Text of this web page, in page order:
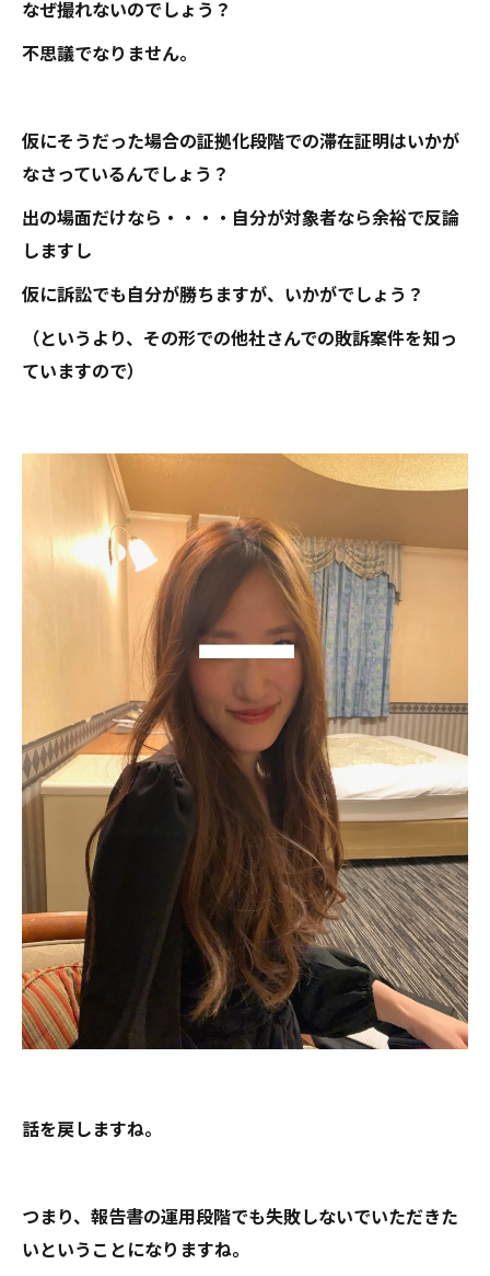
なぜ撮れないのでしょう？
不思議でなりません。
仮にそうだった場合の証拠化段階での滞在証明はいかが
なさっているんでしょう？
出の場面だけなら・・・・自分が対象者なら余裕で反論
しますし
仮に訴訟でも自分が勝ちますが、いかがでしょう？
（というより、その形での他社さんでの敗訴案件を知っ
ていますので）
話を戻しますね。
つまり、報告書の運用段階でも失敗しないでいただきた
いということになりますね。